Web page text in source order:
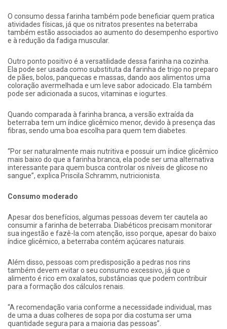
O consumo dessa farinha também pode beneficiar quem pratica
atividades físicas, já que os nitratos presentes na beterraba
também estão associados ao aumento do desempenho esportivo
e à redução da fadiga muscular.
Outro ponto positivo é a versatilidade dessa farinha na cozinha.
Ela pode ser usada como substituta da farinha de trigo no preparo
de pães, bolos, panquecas e massas, dando aos alimentos uma
coloração avermelhada e um leve sabor adocicado. Ela também
pode ser adicionada a sucos, vitaminas e iogurtes.
Quando comparada à farinha branca, a versão extraída da
beterraba tem um índice glicêmico menor, devido à presença das
fibras, sendo uma boa escolha para quem tem diabetes.
“Por ser naturalmente mais nutritiva e possuir um índice glicêmico
mais baixo do que a farinha branca, ela pode ser uma alternativa
interessante para quem busca controlar os níveis de glicose no
sangue”, explica Priscila Schramm, nutricionista.
Consumo moderado
Apesar dos benefícios, algumas pessoas devem ter cautela ao
consumir a farinha de beterraba. Diabéticos precisam monitorar
sua ingestão e fazê-la com atenção, isso porque, apesar do baixo
índice glicêmico, a beterraba contém açúcares naturais.
Além disso, pessoas com predisposição a pedras nos rins
também devem evitar o seu consumo excessivo, já que o
alimento é rico em oxalatos, substâncias que podem contribuir
para a formação dos cálculos renais.
“A recomendação varia conforme a necessidade individual, mas
de uma a duas colheres de sopa por dia costuma ser uma
quantidade segura para a maioria das pessoas”.